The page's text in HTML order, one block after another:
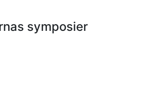
symposier